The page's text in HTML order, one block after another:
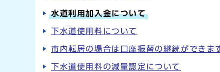
水道利用加入金について
下水道使用料について
市内転居の場合は口座振替の継続ができま
下水道使用料の減量認定について